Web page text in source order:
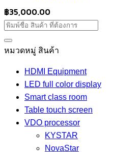
฿35,000.00
หมวดหมู่ สินค้า
HDMI Equipment
LED full color display
Smart class room
Table touch screen
VDO processor
KYSTAR
NovaStar